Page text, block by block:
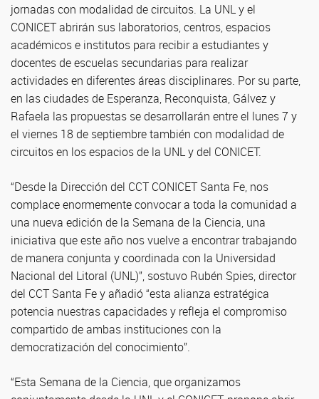
jornadas con modalidad de circuitos. La UNL y el
CONICET abrirán sus laboratorios, centros, espacios
académicos e institutos para recibir a estudiantes y
docentes de escuelas secundarias para realizar
actividades en diferentes áreas disciplinares. Por su parte,
en las ciudades de Esperanza, Reconquista, Gálvez y
Rafaela las propuestas se desarrollarán entre el lunes 7 y
el viernes 18 de septiembre también con modalidad de
circuitos en los espacios de la UNL y del CONICET.
“Desde la Dirección del CCT CONICET Santa Fe, nos
complace enormemente convocar a toda la comunidad a
una nueva edición de la Semana de la Ciencia, una
iniciativa que este año nos vuelve a encontrar trabajando
de manera conjunta y coordinada con la Universidad
Nacional del Litoral (UNL)”, sostuvo Rubén Spies, director
del CCT Santa Fe y añadió “esta alianza estratégica
potencia nuestras capacidades y refleja el compromiso
compartido de ambas instituciones con la
democratización del conocimiento”.
“Esta Semana de la Ciencia, que organizamos